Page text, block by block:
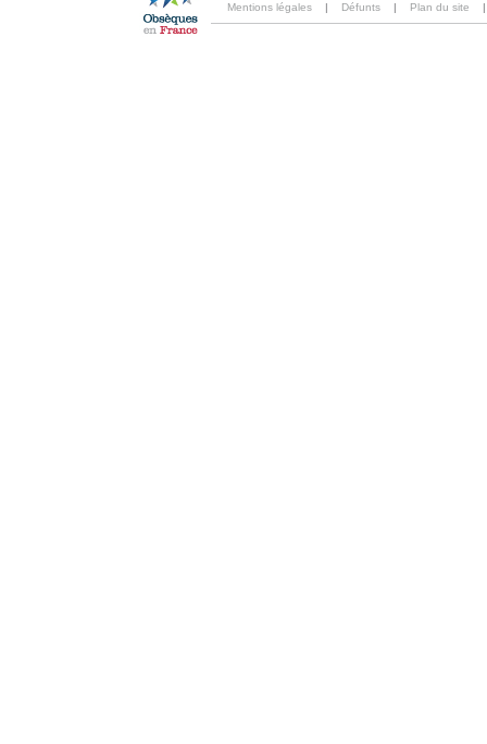
Mentions légales | Défunts | Plan du site |